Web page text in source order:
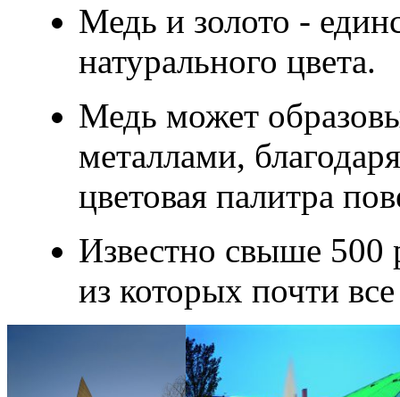
Медь и золото -
натурального цвета.
Медь может
металлами,
цветовая палитра
Известно свыше 500
из которых почти